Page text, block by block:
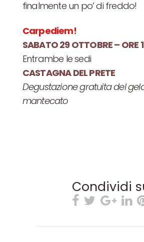
finalmente un po’ di freddo!
Carpediem!
SABATO 29 OTTOBRE – ORE
Entrambe le sedi
CASTAGNA DEL PRETE
Degustazione gratuita del
mantecato
Condividi